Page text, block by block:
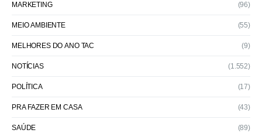
MARKETING (96)
MEIO AMBIENTE (55)
MELHORES DO ANO TAC (9)
NOTÍCIAS (1.552)
POLÍTICA (17)
PRA FAZER EM CASA (43)
SAÚDE (89)